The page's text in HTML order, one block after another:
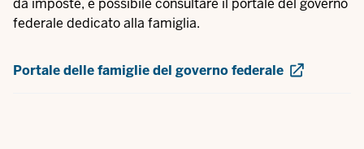
da imposte, è possibile consultare il portale del governo
federale dedicato alla famiglia.
Portale delle famiglie del governo federale